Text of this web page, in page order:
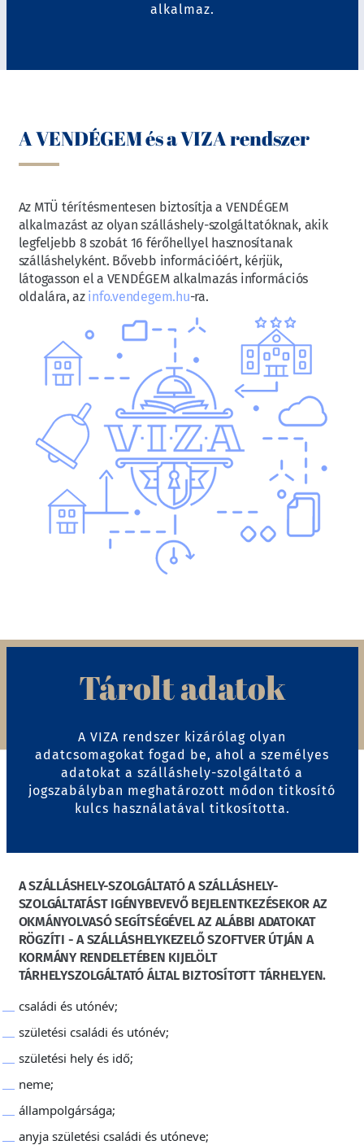
alkalmaz.
A VENDÉGEM és a VIZA rendszer
Az MTÜ térítésmentesen biztosítja a VENDÉGEM
alkalmazást az olyan szálláshely-szolgáltatóknak, akik
legfeljebb 8 szobát 16 férőhellyel hasznosítanak
szálláshelyként. Bővebb információért, kérjük,
látogasson el a VENDÉGEM alkalmazás információs
oldalára, az info.vendegem.hu-ra.
Tárolt adatok
A VIZA rendszer kizárólag olyan
adatcsomagokat fogad be, ahol a személyes
adatokat a szálláshely-szolgáltató a
jogszabályban meghatározott módon titkosító
kulcs használatával titkosította.
A SZÁLLÁSHELY-SZOLGÁLTATÓ A SZÁLLÁSHELY-
SZOLGÁLTATÁST IGÉNYBEVEVŐ BEJELENTKEZÉSEKOR AZ
OKMÁNYOLVASÓ SEGÍTSÉGÉVEL AZ ALÁBBI ADATOKAT
RÖGZÍTI - A SZÁLLÁSHELYKEZELŐ SZOFTVER ÚTJÁN A
KORMÁNY RENDELETÉBEN KIJELÖLT
TÁRHELYSZOLGÁLTATÓ ÁLTAL BIZTOSÍTOTT TÁRHELYEN.
családi és utónév;
születési családi és utónév;
születési hely és idő;
neme;
állampolgársága;
anyja születési családi és utóneve;